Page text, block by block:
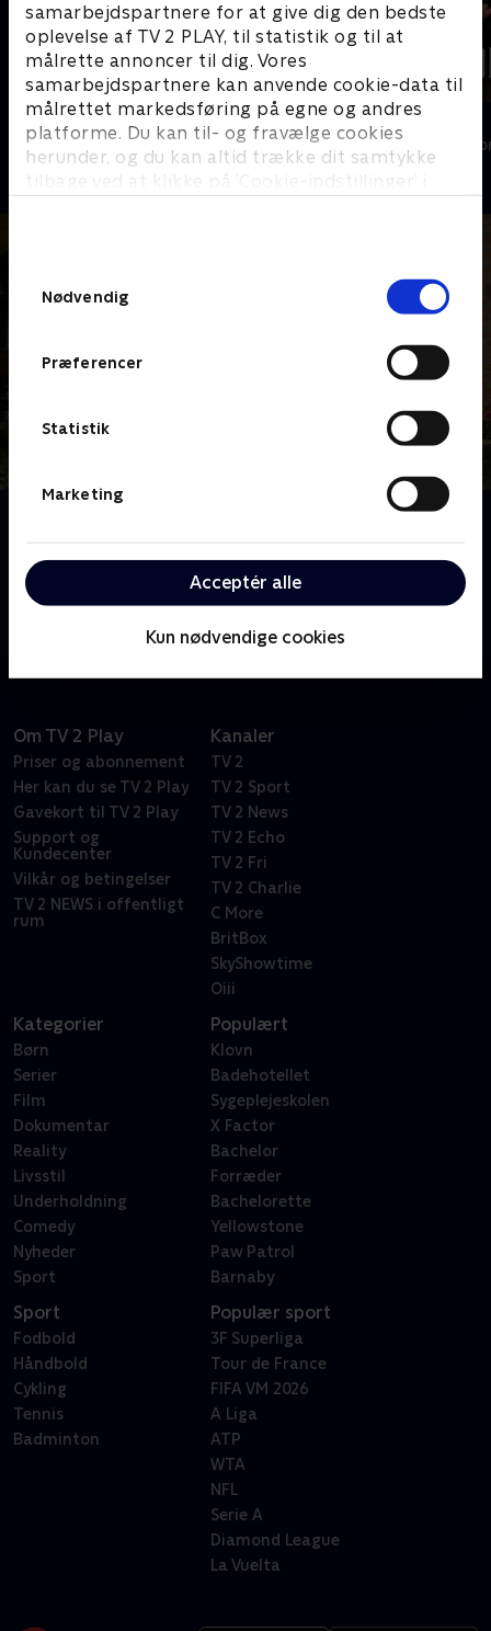
samarbejdspartnere for at give dig den bedste
oplevelse af TV 2 PLAY, til statistik og til at
målrette annoncer til dig. Vores
samarbejdspartnere kan anvende cookie-data til
målrettet markedsføring på egne og andres
platforme. Du kan til- og fravælge cookies
herunder, og du kan altid trække dit samtykke
tilbage ved at klikke på ’Cookie-indstillinger’ i
Nødvendig
Præferencer
Statistik
Marketing
Acceptér alle
Kun nødvendige cookies
Landmand søger kærlighed
Reality • 13 sæsoner
Forræder
Reality • 4
et fællesskab men også i et spil, hvor man høster,
som man sår, og kun én beboer kan tage hjem med
en halv mio kroner.
Om TV 2 Play
Priser og abonnement
Her kan du se TV 2 Play
Gavekort til TV 2 Play
Support og
Kundecenter
Vilkår og betingelser
TV 2 NEWS i offentligt
rum
Kanaler
TV 2
TV 2 Sport
TV 2 News
TV 2 Echo
TV 2 Fri
TV 2 Charlie
C More
BritBox
SkyShowtime
Oiii
Kategorier
Børn
Serier
Film
Dokumentar
Reality
Livsstil
Underholdning
Comedy
Nyheder
Sport
Populært
Klovn
Badehotellet
Sygeplejeskolen
X Factor
Bachelor
Forræder
Bachelorette
Yellowstone
Paw Patrol
Barnaby
Sport
Fodbold
Håndbold
Cykling
Tennis
Badminton
Populær sport
3F Superliga
Tour de France
FIFA VM 2026
A Liga
ATP
WTA
NFL
Serie A
Diamond League
La Vuelta